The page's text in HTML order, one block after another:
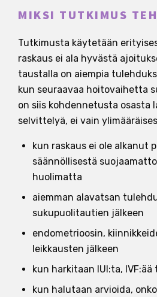
MIKSI TUTKIMUS
Tutkimusta käytetään
raskaus ei ala hyvästä
taustalla on aiempia
kun seuraavaa hoitovaihetta
on siis kohdennetusta osasta
selvittelyä, ei vain
kun raskaus ei ole alkanut
säännöllisestä
huolimatta
aiemman alavatsan
sukupuolitautien jälkeen
endometrioosin,
leikkausten jälkeen
kun harkitaan IUI:ta,
kun halutaan arvioida,